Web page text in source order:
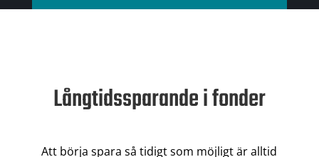
Långtidssparande i fonder
Att börja spara så tidigt som möjligt är alltid